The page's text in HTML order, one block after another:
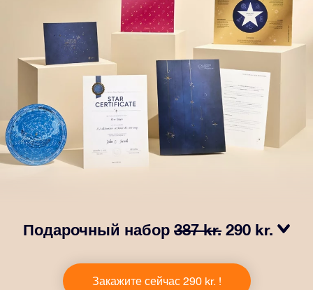
Подарочный набор 387 kr. 290 kr.
заблестели с нашим подарочным набором OSR! В
него входит красивый конверт и
Закажите сейчас 290 kr. !